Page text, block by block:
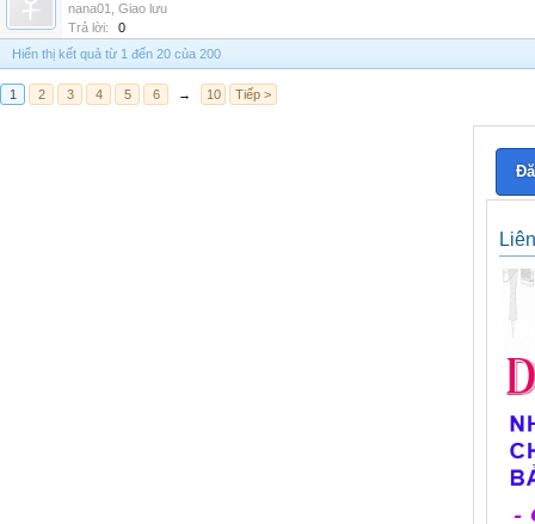
nana01
Giao lưu
Trả lời:
0
Hiển thị kết quả từ 1 đến 20 của 200
1 2 3 4 5 6 → 10 Tiếp >